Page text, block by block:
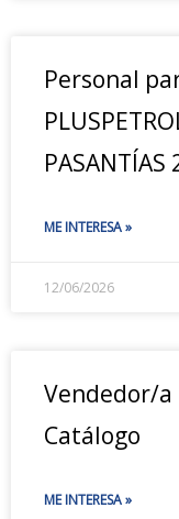
Personal
PASANTÍAS
ME INTERESA »
12/06/2026
Vendedor/a
Catálogo
ME INTERESA »